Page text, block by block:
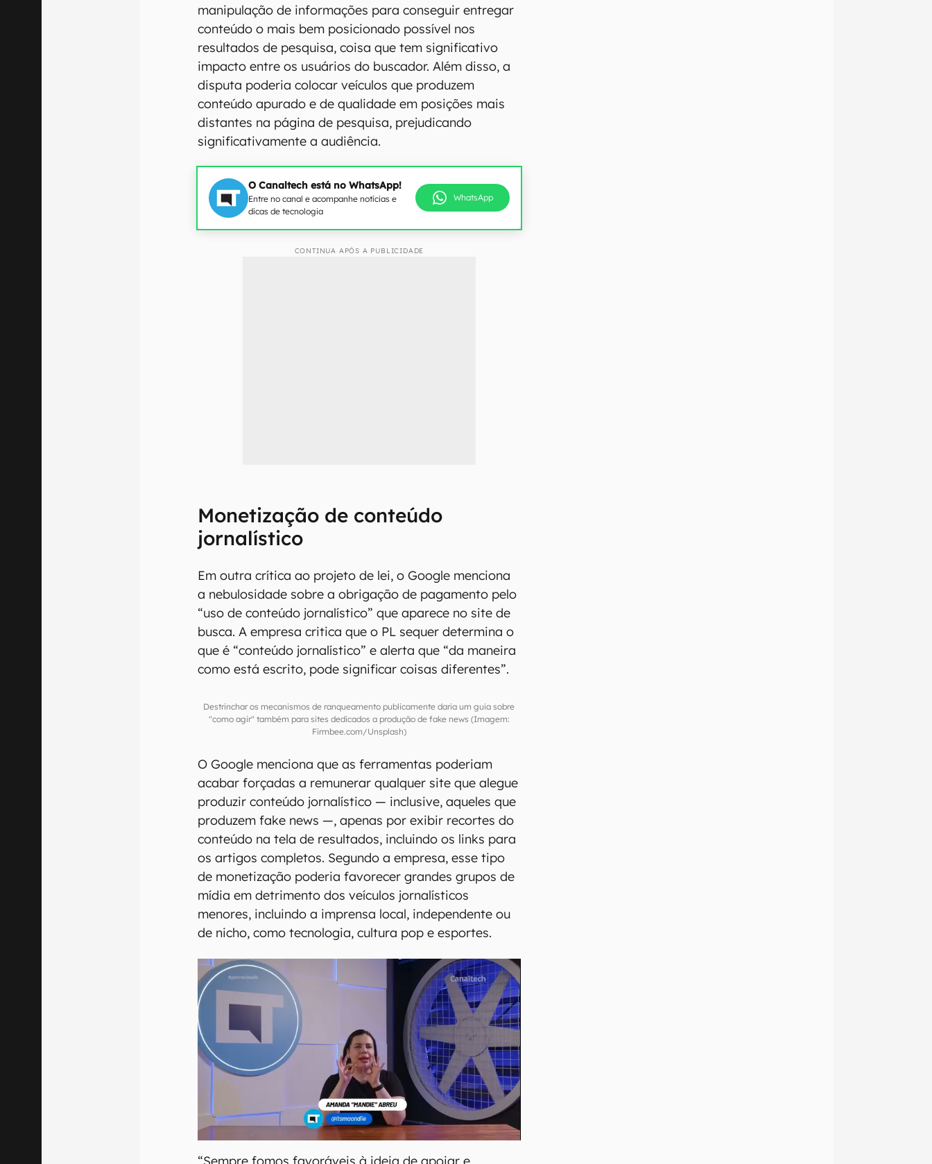
manipulação de informações para conseguir entregar
conteúdo o mais bem posicionado possível nos
resultados de pesquisa, coisa que tem significativo
impacto entre os usuários do buscador. Além disso, a
disputa poderia colocar veículos que produzem
conteúdo apurado e de qualidade em posições mais
distantes na página de pesquisa, prejudicando
significativamente a audiência.
O Canaltech está no WhatsApp!
Entre no canal e acompanhe notícias e
dicas de tecnologia
WhatsApp
CONTINUA APÓS A PUBLICIDADE
Monetização de conteúdo
jornalístico
Em outra crítica ao projeto de lei, o Google menciona
a nebulosidade sobre a obrigação de pagamento pelo
“uso de conteúdo jornalístico” que aparece no site de
busca. A empresa critica que o PL sequer determina o
que é “conteúdo jornalístico” e alerta que “da maneira
como está escrito, pode significar coisas diferentes”.
Destrinchar os mecanismos de ranqueamento publicamente daria um guia sobre
"como agir" também para sites dedicados a produção de fake news (Imagem:
Firmbee.com/Unsplash)
O Google menciona que as ferramentas poderiam
acabar forçadas a remunerar qualquer site que alegue
produzir conteúdo jornalístico — inclusive, aqueles que
produzem fake news —, apenas por exibir recortes do
conteúdo na tela de resultados, incluindo os links para
os artigos completos. Segundo a empresa, esse tipo
de monetização poderia favorecer grandes grupos de
mídia em detrimento dos veículos jornalísticos
menores, incluindo a imprensa local, independente ou
de nicho, como tecnologia, cultura pop e esportes.
“Sempre fomos favoráveis à ideia de apoiar e